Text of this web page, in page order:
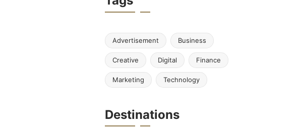
Advertisement Business
Creative Digital Finance
Marketing Technology
Destinations